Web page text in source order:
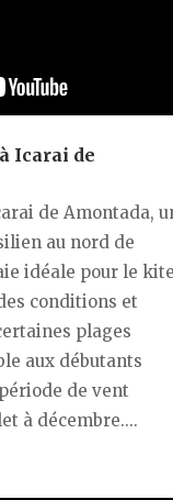
Icarai de
de Amontada,
au nord de
idéale pour le kite
conditions et
plages
aux débutants
de vent
à décembre....